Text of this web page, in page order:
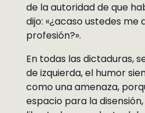
de la autoridad de que
dijo: «¿acaso ustedes
profesión?».
En todas las dictaduras,
de izquierda, el humor
como una amenaza,
espacio para la